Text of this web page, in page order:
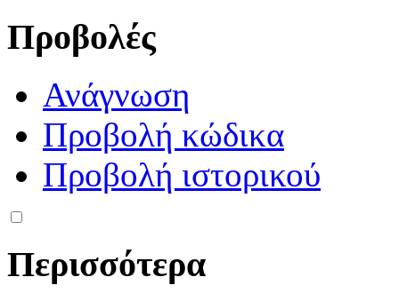
Προβολές
Ανάγνωση
Προβολή κώδικα
Προβολή ιστορικού
Περισσότερα